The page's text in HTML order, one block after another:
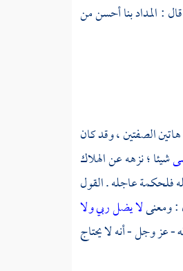
: المداد بنا أحسن من
الصفتين ، وقد كان
شيئا ؛ نزهه عن الهلاك
فلحكمة عاجله . القول
: ومعنىلا يضل ربي ولا
- عز وجل - أنه لا يحتاج